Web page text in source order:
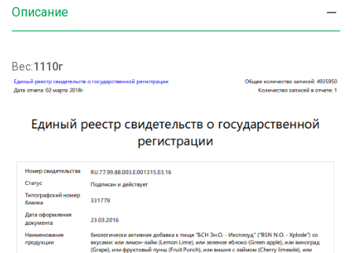
Описание
Вес:1110г